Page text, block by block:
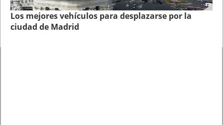
Los mejores vehículos para desplazarse por la
ciudad de Madrid